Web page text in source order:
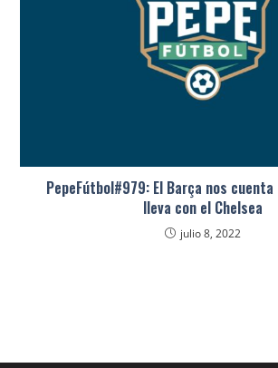
PepeFútbol#979: El Barça nos
lleva con el Chelsea
julio 8, 2022